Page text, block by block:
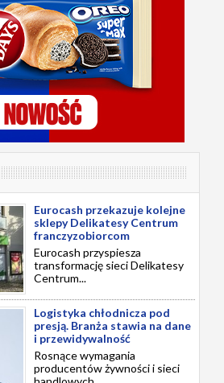
Eurocash przekazuje kolejne
sklepy Delikatesy Centrum
franczyzobiorcom
Eurocash przyspiesza
transformację sieci Delikatesy
Centrum...
Logistyka chłodnicza pod
presją. Branża stawia na dane
i przewidywalność
Rosnące wymagania
producentów żywności i sieci